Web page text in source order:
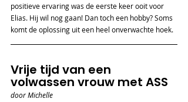
positieve ervaring was de eerste keer ooit voor
Elias. Hij wil nog gaan! Dan toch een hobby? Soms
komt de oplossing uit een heel onverwachte hoek.
Vrije tijd van een
volwassen vrouw met ASS
door Michelle